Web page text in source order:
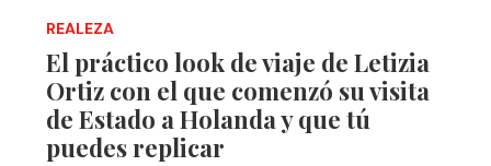
REALEZA
El práctico look de viaje de Letizia
Ortiz con el que comenzó su visita
de Estado a Holanda y que tú
puedes replicar